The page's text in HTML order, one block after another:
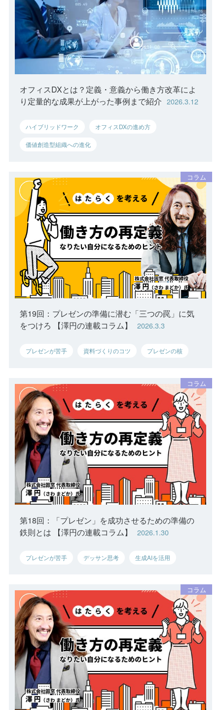
オフィスDXとは？定義・意義から働き方改革によ
り定量的な成果が上がった事例まで紹介 2026.3.12
ハイブリッドワーク オフィスDXの進め方
価値創造型組織への進化
第19回：プレゼンの準備に潜む「三つの罠」に気
をつけろ 【澤円の連載コラム】
2026.3.3
プレゼンが苦手 資料づくりのコツ プレゼンの核
第18回：「プレゼン」を成功させるための準備の
鉄則とは 【澤円の連載コラム】
2026.1.30
プレゼンが苦手 デッサン思考 生成AIを活用